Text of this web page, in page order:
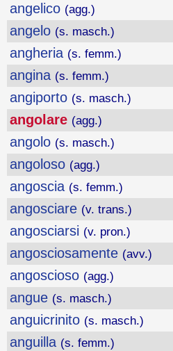
angelico (agg.)
angelo (s. masch.)
angheria (s. femm.)
angina (s. femm.)
angiporto (s. masch.)
angolare (agg.)
angolo (s. masch.)
angoloso (agg.)
angoscia (s. femm.)
angosciare (v. trans.)
angosciarsi (v. pron.)
angosciosamente (avv.)
angoscioso (agg.)
angue (s. masch.)
anguicrinito (s. masch.)
anguilla (s. femm.)